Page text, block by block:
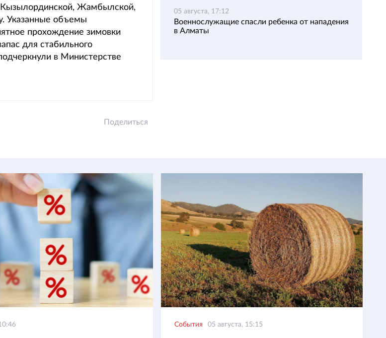
Кызылординской, Жамбылской,
Указанные объемы
прохождение зимовки
для стабильного
в Министерстве
Поделиться
05 августа, 17:12
Военнослужащие спасли ребенка от нападения
в Алматы
События 05 августа, 15:15